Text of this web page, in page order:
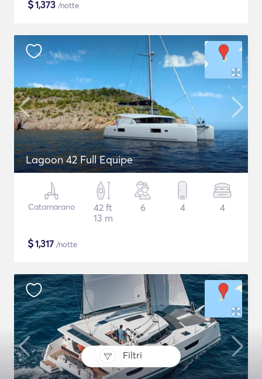
Filtri
$1,373 /notte
Lagoon 42 Full Equipe
Catamarano
42 ft
13 m
6 4 4
$1,317 /notte